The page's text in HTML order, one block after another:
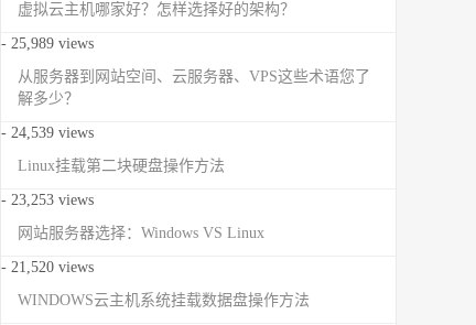
虚拟云主机哪家好？怎样选择好的架构？
- 25,989 views
从服务器到网站空间、云服务器、VPS这些术语您了
解多少？
- 24,539 views
Linux挂载第二块硬盘操作方法
- 23,253 views
网站服务器选择：Windows VS Linux
- 21,520 views
WINDOWS云主机系统挂载数据盘操作方法